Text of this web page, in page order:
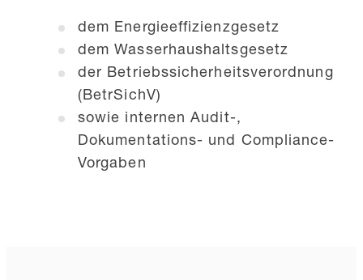
dem Energieeffizienzgesetz
dem Wasserhaushaltsgesetz
der Betriebssicherheitsverordnung
(BetrSichV)
sowie internen Audit-,
Dokumentations- und Compliance-
Vorgaben